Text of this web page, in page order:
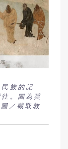
族的記
。圖為莫
／截取敦